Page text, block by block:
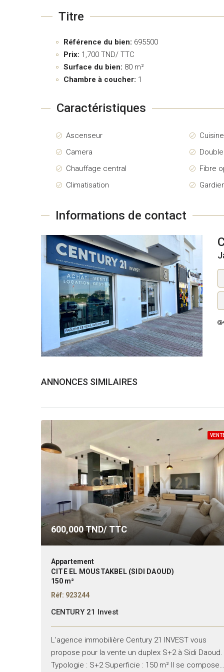
Titre
Référence du bien: 695500
Prix: 1,700 TND/ TTC
Surface du bien: 80 m²
Chambre à coucher: 1
Caractéristiques
Ascenseur
Camera
Chauffage central
Climatisation
Fibre
Informations de contact
ANNONCES SIMILAIRES
600,000TND/ TTC
Appartement
CITÉ EL MOUSTAKBEL (SIDI DAOUD)
150 m²
Réf: 923244
CENTURY 21 Invest
L’agence immobilière Century 21 INVEST vous
propose pour la vente un duplex S+2 à Sidi Daoud.
Typologie : S+2 Superficie : 150 m² Il se compose